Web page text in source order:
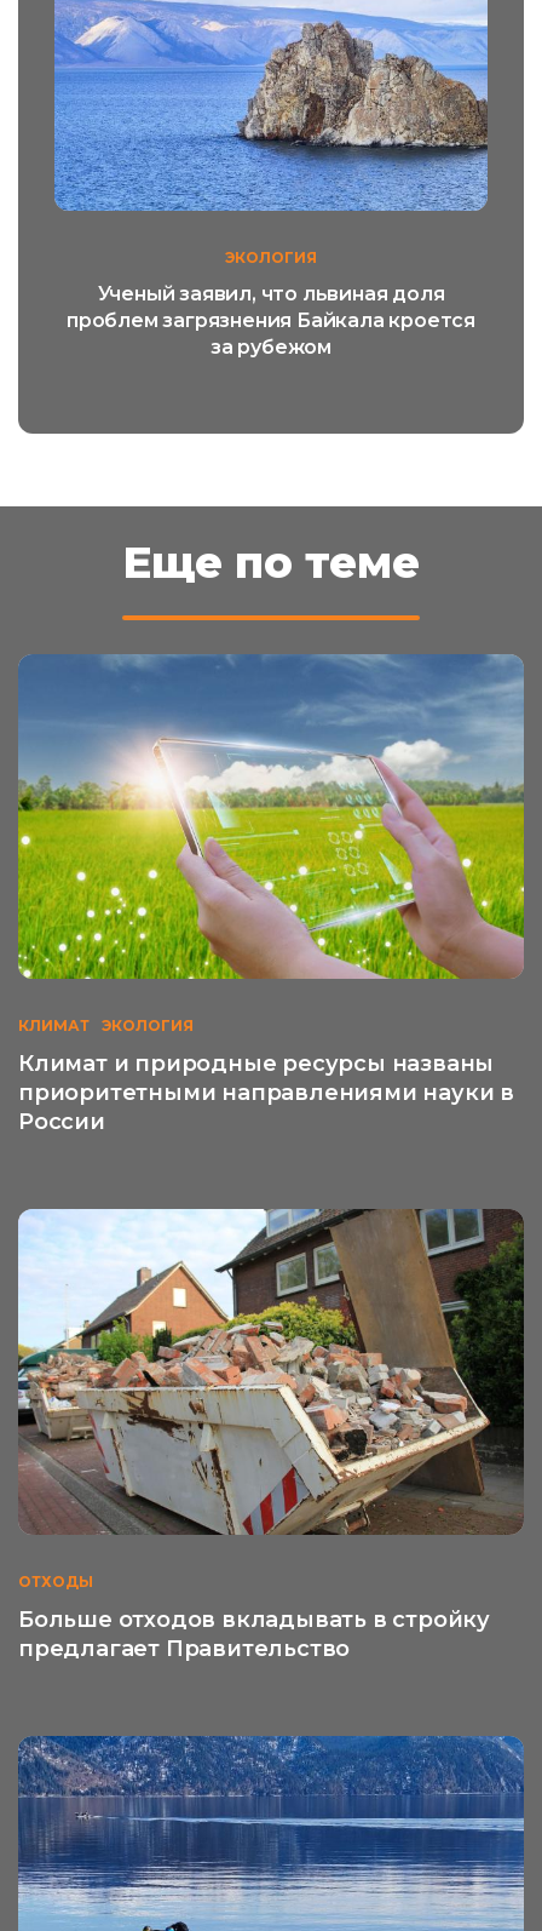
ЭКОЛОГИЯ
Ученый заявил, что львиная доля
проблем загрязнения Байкала кроется
за рубежом
Еще по теме
КЛИМАТ ЭКОЛОГИЯ
Климат и природные ресурсы названы
приоритетными направлениями науки в
России
ОТХОДЫ
Больше отходов вкладывать в стройку
предлагает Правительство